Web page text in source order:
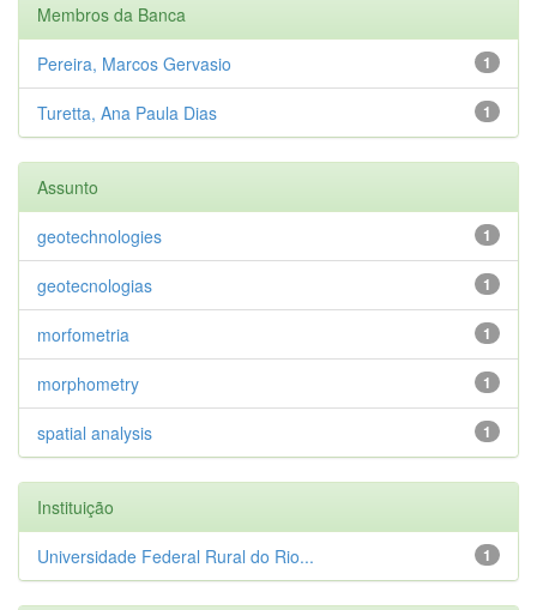
Membros da Banca
1
Pereira, Marcos Gervasio
1
Turetta, Ana Paula Dias
Assunto
1
geotechnologies
1
geotecnologias
1
morfometria
1
morphometry
1
spatial analysis
Instituição
1
Universidade Federal Rural do Rio...